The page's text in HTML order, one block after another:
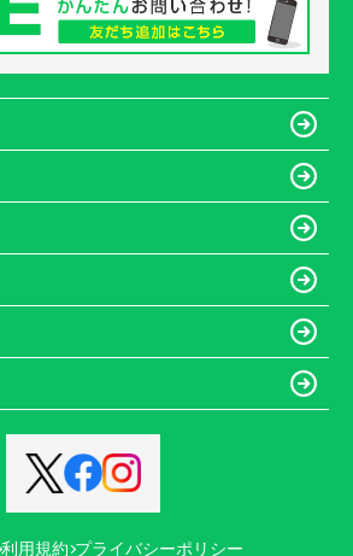
利用規約 プライバシーポリシー